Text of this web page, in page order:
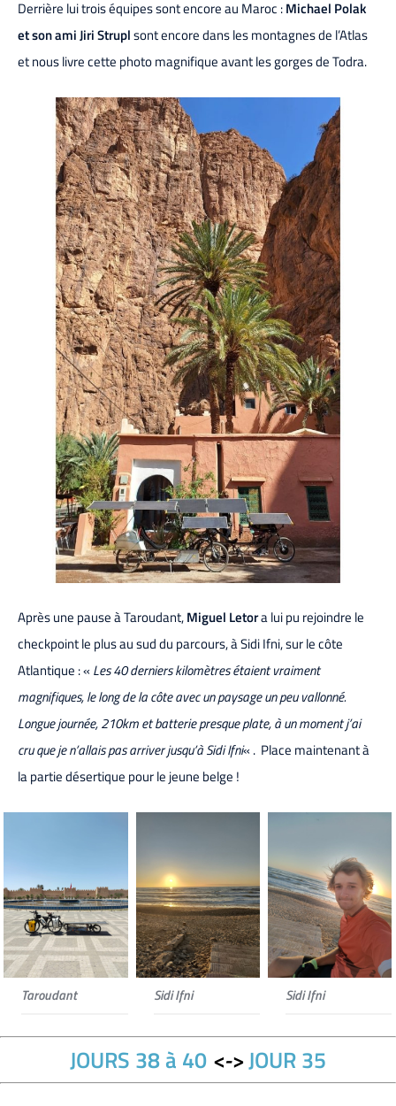
Derrière lui trois équipes sont encore au Maroc :Michael Polak
et son ami Jiri Struplsont encore dans les montagnes de l’Atlas
et nous livre cette photo magnifique avant les gorges de Todra.
Après une pause à Taroudant,Miguel Letora lui pu rejoindre le
checkpoint le plus au sud du parcours, à Sidi Ifni, sur le côte
Atlantique : « Les 40 derniers kilomètres étaient vraiment
magnifiques, le long de la côte avec un paysage un peu vallonné.
Longue journée, 210km et batterie presque plate, à un moment j’ai
cru que je n’allais pas arriver jusqu’à Sidi Ifni« . Place maintenant à
la partie désertique pour le jeune belge !
Taroudant Sidi Ifni Sidi Ifni
JOURS 38 à 40 <->JOUR 35